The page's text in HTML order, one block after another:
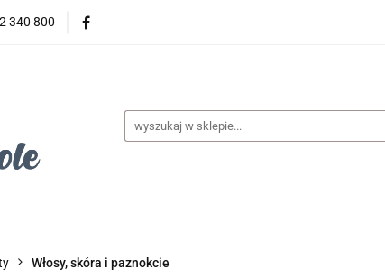
340 800
Duże opakowania
Włosy, skóra i paznokcie